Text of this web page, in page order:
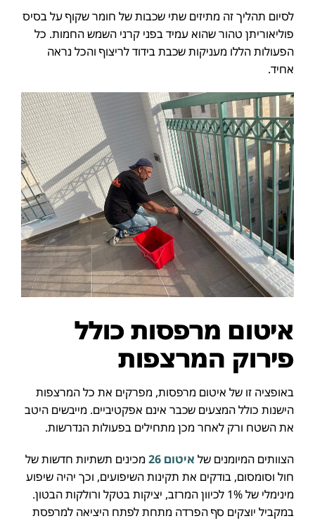
לסיום תהליך זה מתיזים שתי שכבות של חומר שקוף על בסיס
פוליאוריתן טהור שהוא עמיד בפני קרני השמש החמות. כל
הפעולות הללו מעניקות שכבת בידוד לריצוף והכל נראה
אחיד.
איטום מרפסות כולל
פירוק המרצפות
באופציה זו של איטום מרפסות, מפרקים את כל המרצפות
הישנות כולל המצעים שכבר אינם אפקטיביים. מייבשים היטב
את השטח ורק לאחר מכן מתחילים בפעולות הנדרשות.
הצוותים המיומנים של איטום 26
מכינים תשתיות חדשות של
חול וסומסום, בודקים את תקינות השיפועים, וכך יהיה שיפוע
מינימלי של 1% לכיוון המרזב, יציקות בטקל ורולקות הבטון.
במקביל יוצקים סף הפרדה מתחת לפתח היציאה למרפסת